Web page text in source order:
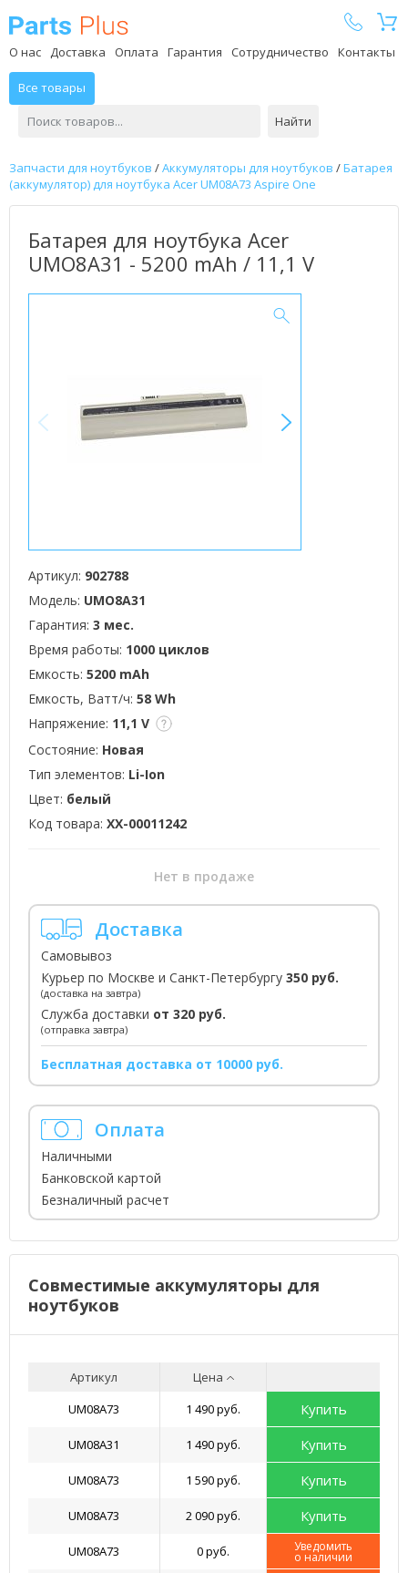
О нас Доставка Оплата Гарантия Сотрудничество Контакты
Все товары
Найти
Запчасти для ноутбуков /Аккумуляторы для ноутбуков /Батарея
(аккумулятор) для ноутбука Acer UM08A73 Aspire One
Батарея для ноутбука Acer
UMO8A31 - 5200 mAh / 11,1 V
Артикул: 902788
Модель: UMO8A31
Гарантия: 3 мес.
Время работы: 1000 циклов
Емкость: 5200 mAh
Емкость, Ватт/ч: 58 Wh
Напряжение: 11,1 V
Состояние: Новая
Тип элементов: Li-Ion
Цвет: белый
Код товара: XX-00011242
Нет в продаже
Доставка
Самовывоз
Курьер по Москве и Санкт-Петербургу 350 руб.
(доставка на завтра)
Служба доставки от 320 руб.
(отправка завтра)
Бесплатная доставка от 10000 руб.
Оплата
Наличными
Банковской картой
Безналичный расчет
Совместимые аккумуляторы для
ноутбуков
Артикул
Цена
UM08A73
1 490 руб. Купить
UM08A31 1 490 руб. Купить
UM08A73 1 590 руб. Купить
UM08A73 2 090 руб. Купить
UM08A73 0 руб. Уведомить
о наличии